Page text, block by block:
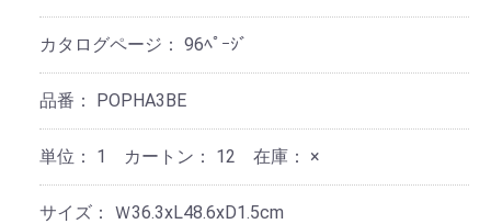
カタログページ： 96ﾍﾟｰｼﾞ
品番： POPHA3BE
単位： 1 カートン： 12 在庫： ×
サイズ： Ｗ36.3xL48.6xD1.5cm